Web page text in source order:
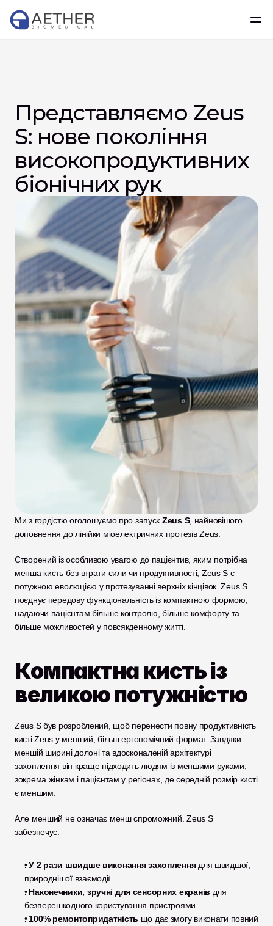
Представляємо Zeus
S: нове покоління
високопродуктивних
біонічних рук
Ми з гордістю оголошуємо про запуск Zeus S, найновішого
доповнення до лінійки міоелектричних протезів Zeus.
Створений із особливою увагою до пацієнтив, яким потрібна
менша кисть без втрати сили чи продуктивності, Zeus S є
потужною еволюцією у протезуванні верхніх кінцівок. Zeus S
поєднує передову функціональність із компактною формою,
надаючи пацієнтам більше контролю, більше комфорту та
більше можливостей у повсякденному житті.
Компактна кисть із
великою потужністю
Zeus S був розроблений, щоб перенести повну продуктивність
кисті Zeus у менший, більш ергономічний формат. Завдяки
меншій ширині долоні та вдосконаленій архітектурі
захоплення він краще підходить людям із меншими руками,
зокрема жінкам і пацієнтам у регіонах, де середній розмір кисті
є меншим.
Але менший не означає менш спроможний. Zeus S
забезпечує:
. У 2 рази швидше виконання захоплення для швидшої,
природнішої взаємодії
. Наконечники, зручні для сенсорних екранів для
безперешкодного користування пристроями
. 100% ремонтопридатність що дає змогу виконати повний